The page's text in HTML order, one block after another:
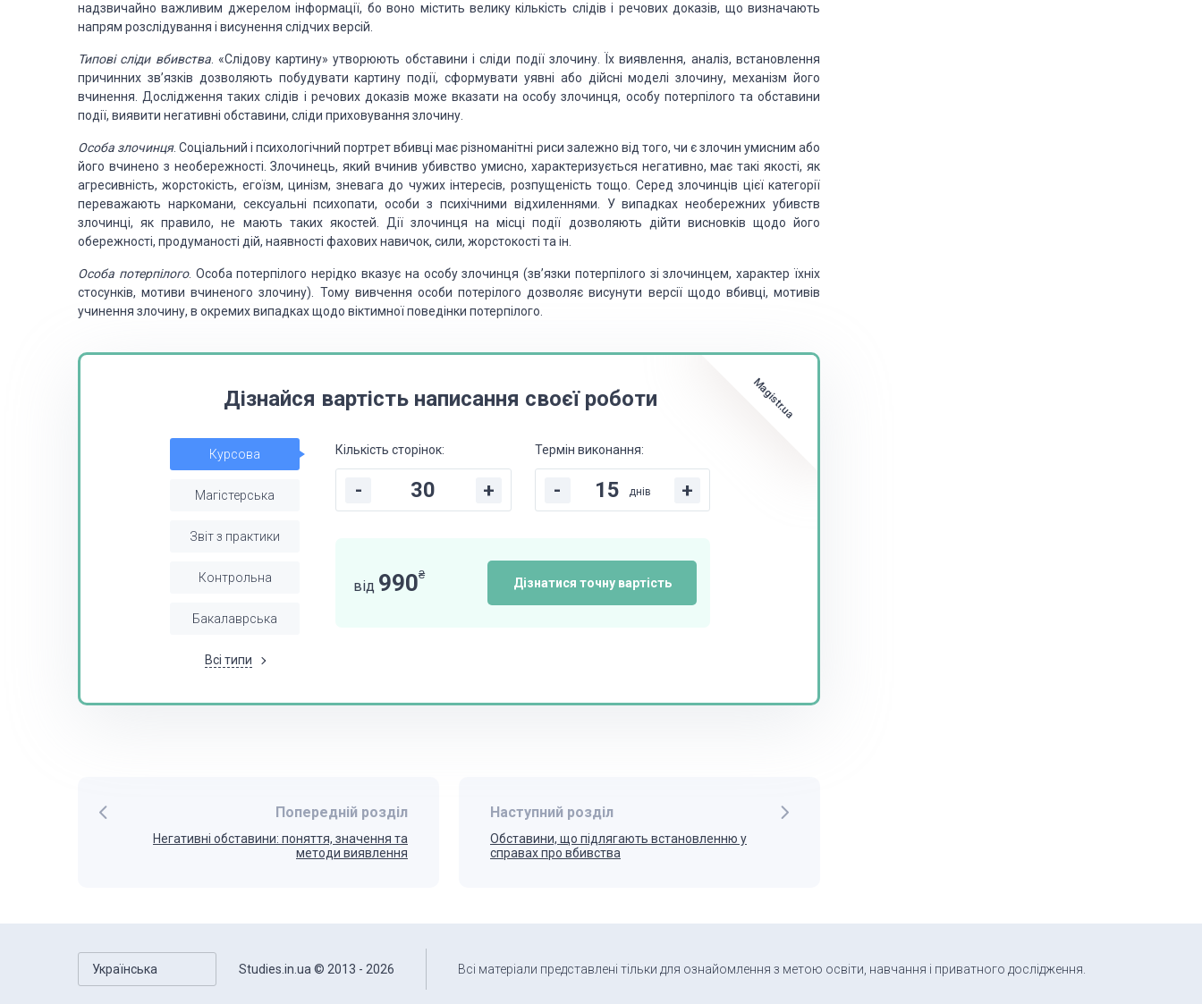
надзвичайно важливим джерелом інформації, бо воно містить велику кількість слідів і речовихдоказів, що визначають
напрям розслідування і висунення слідчих версій.
Типові слідивбивства. «Слідову картину» утворюють обставини і сліди події злочину. Їх виявлення, аналіз, встановлення
причинних зв’язків дозволяють побудувати картину події, сформувати уявні або дійсні моделі злочину, механізм його
вчинення. Дослідження таких слідів і речових доказів може вказати на особу злочинця, особу потерпілого та обставини
події, виявити негативні обставини, сліди приховування злочину.
Особа злочинця. Соціальний і психологічний портрет вбивці має різноманітні риси залежно від того, чи є злочин умисним або
його вчинено з необережності. Злочинець, який вчинив убивство умисно, характеризується негативно, має такі якості, як
агресивність, жорстокість, егоїзм, цинізм, зневага до чужих інтересів, розпущеність тощо. Серед злочинців цієї категорії
переважають наркомани, сексуальні психопати, особи з психічними відхиленнями. Увипадках необережних убивств
злочинці, як правило, не мають таких якостей. Дії злочинця на місці події дозволяють дійти висновків щодо його
обережності, продуманості дій, наявності фахових навичок, сили, жорстокості та ін.
Особа потерпілого. Особа потерпілого нерідко вказує на особу злочинця (зв’язки потерпілого зі злочинцем, характер їхніх
стосунків, мотиви вчиненого злочину). Тому вивчення особи потерілого дозволяє висунути версії щодо вбивці, мотивів
учинення злочину, в окремих випадках щодо віктимноїповедінки потерпілого.
Magistr.ua
Дізнайся вартість написання своєї роботи
Курсова
Магістерська
Звіт з практики
Контрольна
Бакалаврська
Всі типи
Кількість сторінок:
- +
Термін виконання:
- днів +
від 990₴
Дізнатися точну вартість
Попередній розділ
Негативні обставини: поняття, значення та
методи виявлення
Наступний розділ
Обставини, що підлягають встановленню у
справах про вбивства
Українська Studies.in.ua © 2013 - 2026 Всі матеріали представлені тільки для ознайомлення з метою освіти, навчання і приватного дослідження.